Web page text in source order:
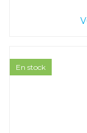
En stock